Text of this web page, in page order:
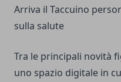
Arriva il Taccuino
sulla salute
Tra le principali novità
uno spazio digitale in